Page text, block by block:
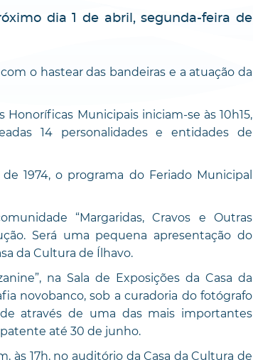
dia 1 de abril, segunda-feira de
o hastear das bandeiras e a atuação da
Municipais iniciam-se às 10h15,
14 personalidades e entidades de
1974, o programa do Feriado Municipal
“Margaridas, Cravos e Outras
Será uma pequena apresentação do
da Cultura de Ílhavo.
na Sala de Exposições da Casa da
novobanco, sob a curadoria do fotógrafo
através de uma das mais importantes
até 30 de junho.
às 17h, no auditório da Casa da Cultura de